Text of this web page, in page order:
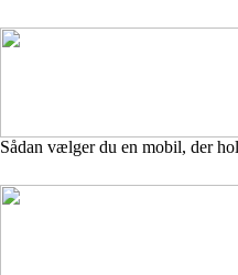
Sådan vælger du en mobil, der